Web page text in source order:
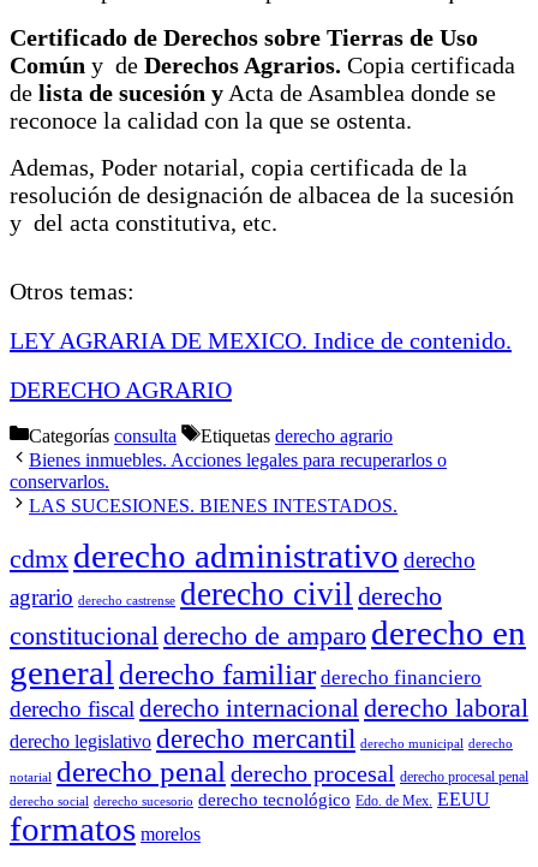
Certificado de Derechos sobre Tierras de Uso
Común y de Derechos Agrarios. Copia certificada
de lista de sucesión y Acta de Asamblea donde se
reconoce la calidad con la que se ostenta.
Ademas, Poder notarial, copia certificada de la
resolución de designación de albacea de la sucesión
y del acta constitutiva, etc.
Otros temas:
LEY AGRARIA DE MEXICO. Indice de contenido.
DERECHO AGRARIO
Categorías consulta Etiquetas derecho agrario
Bienes inmuebles. Acciones legales para recuperarlos o
conservarlos.
LAS SUCESIONES. BIENES INTESTADOS.
cdmx derecho administrativo derecho
agrario derecho castrense derecho civil derecho
constitucionalderecho de amparo derecho en
general derecho familiar derecho financiero
derecho fiscalderecho internacionalderecho laboral
derecho legislativo derecho mercantil derecho municipal derecho
notarial derecho penal derecho procesal derecho procesal penal
derecho social derecho sucesorio derecho tecnológico Edo. de Mex. EEUU
formatos morelos